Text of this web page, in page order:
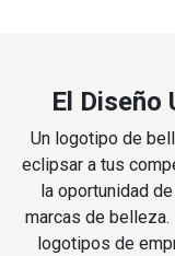
El Diseño
Un logotipo de
eclipsar a tus
la oportunidad
marcas de
logotipos de